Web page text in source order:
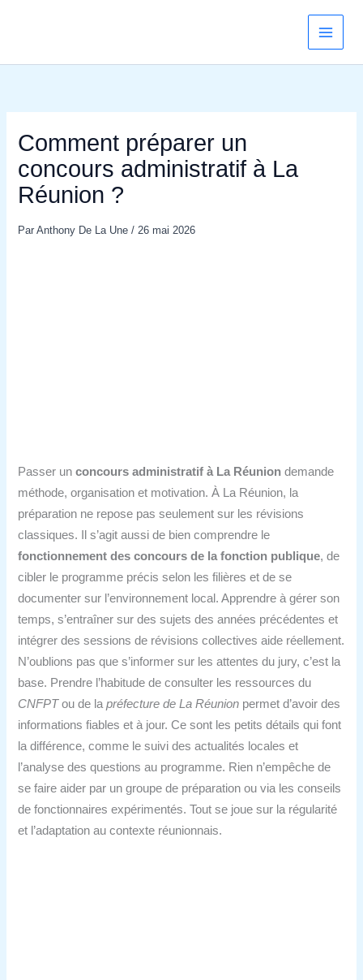
Comment préparer un
concours administratif à La
Réunion ?
ParAnthony De La Une/26 mai 2026
Passer unconcours administratif à La Réunion demande
méthode, organisation et motivation. À La Réunion, la
préparation ne repose pas seulement sur les révisions
classiques. Il s’agit aussi de bien comprendre le
fonctionnement des concours de la fonction publique, de
cibler le programme précis selon les filières et de se
documenter sur l’environnement local. Apprendre à gérer son
temps, s’entraîner sur des sujets des années précédentes et
intégrer des sessions de révisions collectives aide réellement.
N’oublions pas que s’informer sur les attentes du jury, c’est la
base. Prendre l’habitude de consulter les ressources du
CNFPTou de lapréfecture de La Réunion permet d’avoir des
informations fiables et à jour. Ce sont les petits détails qui font
la différence, comme le suivi des actualités locales et
l’analyse des questions au programme. Rien n’empêche de
se faire aider par un groupe de préparation ou via les conseils
de fonctionnaires expérimentés. Tout se joue sur la régularité
et l’adaptation au contexte réunionnais.